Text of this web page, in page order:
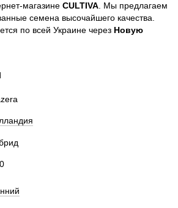
магазине CULTIVA. Мы предлагаем
семена высочайшего качества.
по всей Украине через Новую